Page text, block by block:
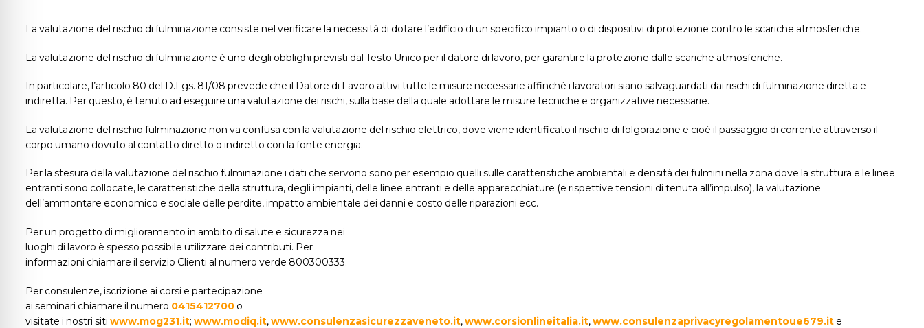
La valutazione del rischio di fulminazione consiste nel verificare la necessità di dotare l’edificio di un specifico impianto o di dispositivi di protezione contro le scariche atmosferiche.
La valutazione del rischio di fulminazione è uno degli obblighi previsti dal Testo Unico per il datore di lavoro, per garantire la protezione dalle scariche atmosferiche.
In particolare, l’articolo 80 del D.Lgs. 81/08 prevede che il Datore di Lavoro attivi tutte le misure necessarie affinché i lavoratori siano salvaguardati dai rischi di fulminazione diretta e
indiretta. Per questo, è tenuto ad eseguire una valutazione dei rischi, sulla base della quale adottare le misure tecniche e organizzative necessarie.
La valutazione del rischio fulminazione non va confusa con la valutazione del rischio elettrico, dove viene identificato il rischio di folgorazione e cioè il passaggio di corrente attraverso il
corpo umano dovuto al contatto diretto o indiretto con la fonte energia.
Per la stesura della valutazione del rischio fulminazione i dati che servono sono per esempio quelli sulle caratteristiche ambientali e densità dei fulmini nella zona dove la struttura e le linee
entranti sono collocate, le caratteristiche della struttura, degli impianti, delle linee entranti e delle apparecchiature (e rispettive tensioni di tenuta all’impulso), la valutazione
dell’ammontare economico e sociale delle perdite, impatto ambientale dei danni e costo delle riparazioni ecc.
Per un progetto di miglioramento in ambito di salute e sicurezza nei
luoghi di lavoro è spesso possibile utilizzare dei contributi. Per
informazioni chiamare il servizio Clienti al numero verde 800300333.
Per consulenze, iscrizione ai corsi e partecipazione
ai seminari chiamare il numero 0415412700 o
visitate i nostri siti www.mog231.it; www.modiq.it,www.consulenzasicurezzaveneto.it,www.corsionlineitalia.it,www.consulenzaprivacyregolamentoue679.it e